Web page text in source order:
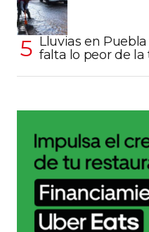
Lluvias en
falta lo peor de la